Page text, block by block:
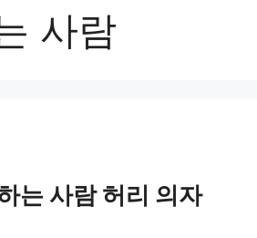
사람
는 사람 허리 의자